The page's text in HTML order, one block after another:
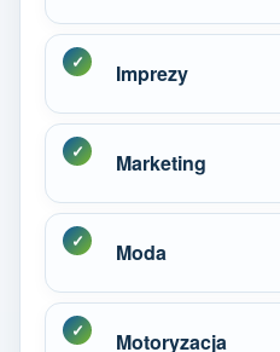
Imprezy
Marketing
Moda
Motoryzacja